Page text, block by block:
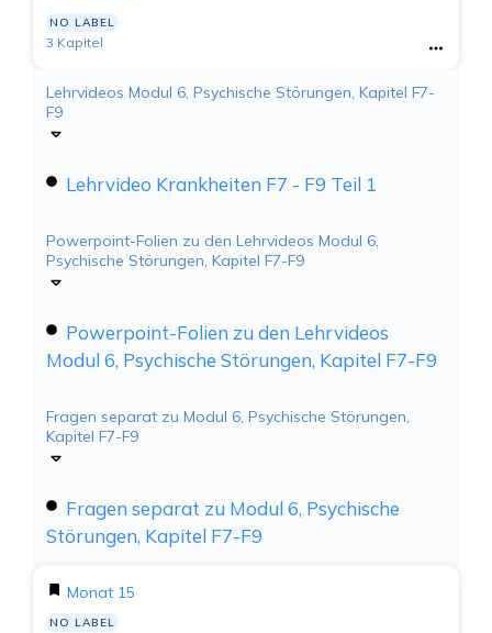
NO LABEL
3 Kapitel
Lehrvideos Modul 6, Psychische Störungen, Kapitel F7-
F9
Lehrvideo Krankheiten F7 - F9 Teil 1
Powerpoint-Folien zu den Lehrvideos Modul 6,
Psychische Störungen, Kapitel F7-F9
Powerpoint-Folien zu den Lehrvideos
Modul 6, Psychische Störungen, Kapitel F7-F9
Fragen separat zu Modul 6, Psychische Störungen,
Kapitel F7-F9
Fragen separat zu Modul 6, Psychische
Störungen, Kapitel F7-F9
Monat 15
NO LABEL